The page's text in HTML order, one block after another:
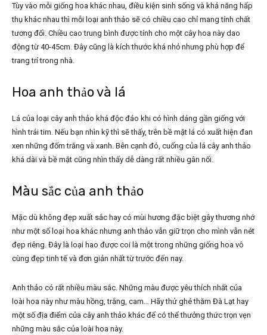
Tùy vào mỗi giống hoa khác nhau, điều kiện sinh sống và khả năng hấp
thụ khác nhau thì mỗi loại anh thảo sẽ có chiều cao chỉ mang tính chất
tương đối. Chiều cao trung bình được tính cho một cây hoa này dao
động từ 40-45cm. Đây cũng là kích thước khá nhỏ nhưng phù hợp để
trang trí trong nhà.
Hoa anh thảo và lá
Lá của loại cây anh thảo khá độc đáo khi có hình dáng gần giống với
hình trái tim. Nếu bạn nhìn kỹ thì sẽ thấy, trên bề mặt lá có xuất hiện đan
xen những đốm trắng và xanh. Bên cạnh đó, cuống của lá cây anh thảo
khá dài và bề mặt cũng nhìn thấy dễ dàng rất nhiều gân nổi.
Màu sắc của anh thảo
Mặc dù không đẹp xuất sắc hay có mùi hương đặc biệt gây thương nhớ
như một số loại hoa khác nhưng anh thảo vẫn giữ trọn cho mình vẫn nét
đẹp riêng. Đây là loại hao được coi là một trong những giống hoa vô
cùng đẹp tinh tế và đơn giản nhất từ trước đến nay.
Anh thảo có rất nhiều màu sắc. Những màu được yêu thích nhất của
loài hoa này như màu hồng, trắng, cam… Hãy thử ghé thăm Đà Lạt hay
một số địa điểm của cây anh thảo khác để có thể thưởng thức trọn vẹn
những màu sắc của loài hoa này.